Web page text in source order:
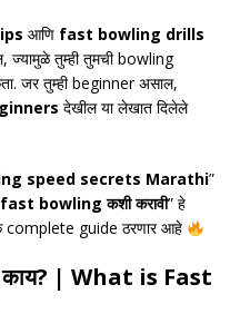
आणि fast bowling drills
ज्यामुळे तुम्ही तुमची bowling
जर तुम्ही beginner असाल,
देखील या लेखात दिलेले
speed secrets Marathi”
fast bowling कशी करावी” हे
complete guide ठरणार आहे
| What is Fast